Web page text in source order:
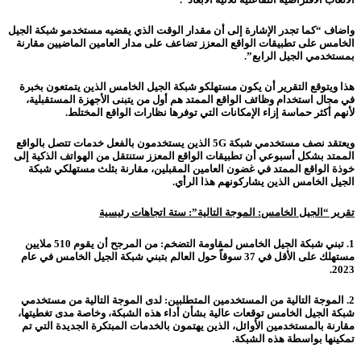
واضاف “كما تجدر الإشارة إلى أن مقدار الوقت الذي يقضيه مستخدمو شبكة الجيل
الخامس على تطبيقات الواقع المعزز تضاعف على مدار العامين الماضيين مقارنة
بمستخدمي الجيل الرابع”.
هذا ويتوقع التقرير أن يكون مستهلكو شبكة الجيل الخامس الذين يتمتعون بخبرة
في مجال استخدام وظائف الواقع الممتد هم أول من يتبنى الأجهزة المستقبلية،
لأنهم أكثر حماسة إزاء الإمكانات التي توفرها نظارات الواقع المختلط.
ويعتقد نصف مستخدمي شبكة 5G الذين يستخدمون بالفعل خدمات تتصل بالواقع
الممتد بشكل أسبوعي أن تطبيقات الواقع المعزز ستنتقل من الهواتف الذكية إلى
خوذة الواقع الممتد في غضون العامين المقبلين، مقارنة بثلث مستهلكي شبكة
الجيل الخامس الذين يشاركونهم هذا الرأي.
تقرير “الجيل الخامس: الموجة التالية”: ستة اتجاهات رئيسية
1. تبني شبكة الجيل الخامس لمقاومة التضخم
: من المرجح أن يقوم 510 ملايين
مستهلك على الأقل في 37 سوقاً حول العالم بتبني شبكة الجيل الخامس في عام
2023.
2. الموجة التالية من المستخدمين المتطلبين: لدى الموجة التالية من مستخدمي
شبكة الجيل الخامس توقعات عالية بشأن أداء هذه الشبكة، وخاصة مدى تغطيتها،
مقارنة بالمستخدمين الأوائل، الذين يهتمون بالخدمات المبتكرة الجديدة التي تم
تمكينها بواسطة هذه الشبكة.